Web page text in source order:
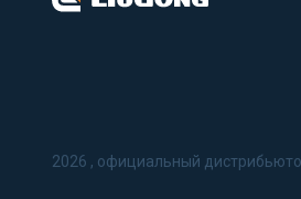
2026 , официальный